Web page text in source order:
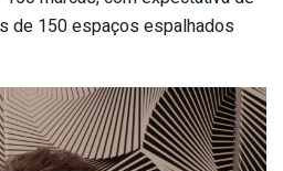
de 150 espaços espalhados